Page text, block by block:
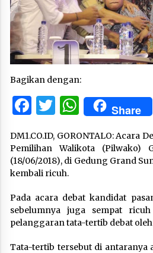
Bagikan dengan:
Facebook
TwitterShare
DM1.CO.ID, GORONTALO: Acara
Pemilihan Walikota (Pilwako)
(18/06/2018), di Gedung Grand
kembali ricuh.
Pada acara debat kandidat
sebelumnya juga sempat
pelanggaran tata-tertib debat oleh
Tata-tertib tersebut di antaranya